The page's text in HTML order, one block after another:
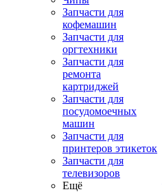
Запчасти для
кофемашин
Запчасти для
оргтехники
Запчасти для
ремонта
картриджей
Запчасти для
посудомоечных
машин
Запчасти для
принтеров этикеток
Запчасти для
телевизоров
Ещё